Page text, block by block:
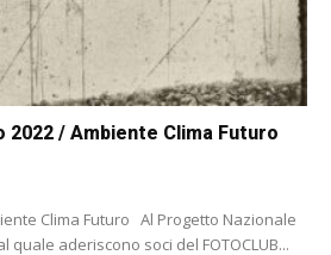
2022 / Ambiente Clima Futuro
Clima Futuro Al Progetto Nazionale
quale aderiscono soci del FOTOCLUB...